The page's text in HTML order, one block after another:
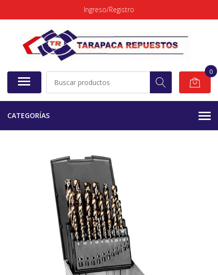
Ingreso/Registro
0
CATEGORÍAS